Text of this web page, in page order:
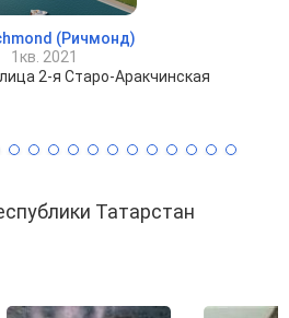
(Ричмонд)
1кв. 2021
2-я Старо-Аракчинская
Татарстан